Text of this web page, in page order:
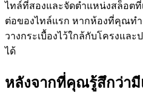
ไทล์ที่สองและจัดตำแหน่งสล็อตที่
ต่อของไทล์แรก หากห้องที่คุณท
วางกระเบื้องไว้ใกล้กับโครงแล
ได้
หลังจากที่คุณรู้สึกว่า